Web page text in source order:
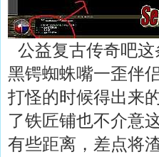
公益复古传奇吧
黑锷蜘蛛嘴一歪伴
打怪的时候得出来
了铁匠铺也不介意
有些距离，差点将